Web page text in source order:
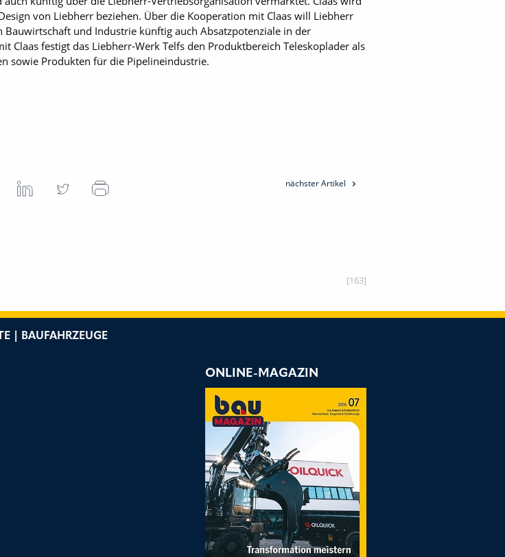
von Liebherr beziehen. Über die Kooperation mit Claas will Liebherr
und Industrie künftig auch Absatzpotenziale in der
Claas festigt das Liebherr-Werk Telfs den Produktbereich Teleskoplader als
sowie Produkten für die Pipelineindustrie.
nächster Artikel
[163]
| BAUFAHRZEUGE
ONLINE-MAGAZIN